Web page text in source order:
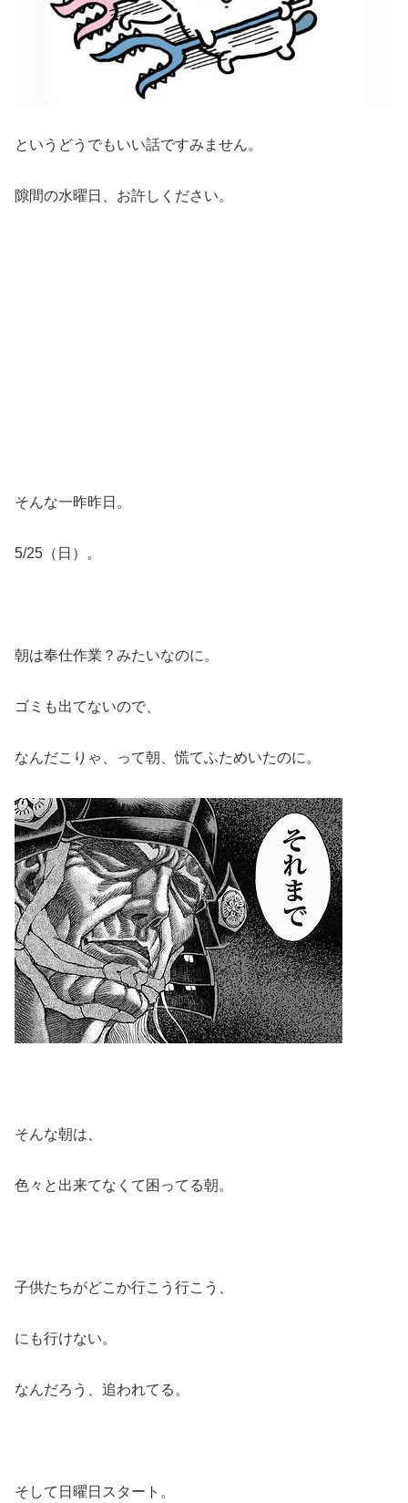
というどうでもいい話ですみません。
隙間の水曜日、お許しください。
そんな一昨昨日。
5/25（日）。
朝は奉仕作業？みたいなのに。
ゴミも出てないので、
なんだこりゃ、って朝、慌てふためいたのに。
そんな朝は、
色々と出来てなくて困ってる朝。
子供たちがどこか行こう行こう、
にも行けない。
なんだろう、追われてる。
そして日曜日スタート。